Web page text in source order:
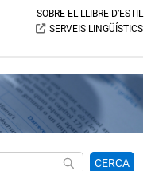
SOBRE EL LLIBRE D’ESTIL
SERVEIS LINGÜÍSTICS
CERCA